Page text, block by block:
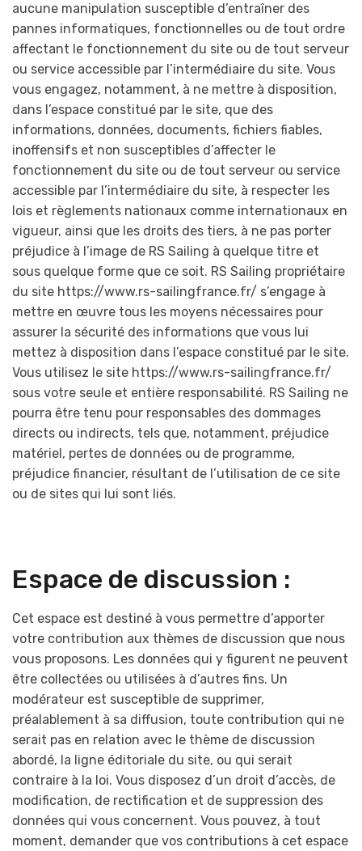
aucune manipulation susceptible d’entraîner des
pannes informatiques, fonctionnelles ou de tout ordre
affectant le fonctionnement du site ou de tout serveur
ou service accessible par l’intermédiaire du site. Vous
vous engagez, notamment, à ne mettre à disposition,
dans l’espace constitué par le site, que des
informations, données, documents, fichiers fiables,
inoffensifs et non susceptibles d’affecter le
fonctionnement du site ou de tout serveur ou service
accessible par l’intermédiaire du site, à respecter les
lois et règlements nationaux comme internationaux en
vigueur, ainsi que les droits des tiers, à ne pas porter
préjudice à l’image de RS Sailing à quelque titre et
sous quelque forme que ce soit. RS Sailing propriétaire
du site https://www.rs-sailingfrance.fr/ s’engage à
mettre en œuvre tous les moyens nécessaires pour
assurer la sécurité des informations que vous lui
mettez à disposition dans l’espace constitué par le site.
Vous utilisez le site https://www.rs-sailingfrance.fr/
sous votre seule et entière responsabilité. RS Sailing ne
pourra être tenu pour responsables des dommages
directs ou indirects, tels que, notamment, préjudice
matériel, pertes de données ou de programme,
préjudice financier, résultant de l’utilisation de ce site
ou de sites qui lui sont liés.
Espace de discussion :
Cet espace est destiné à vous permettre d’apporter
votre contribution aux thèmes de discussion que nous
vous proposons. Les données qui y figurent ne peuvent
être collectées ou utilisées à d’autres fins. Un
modérateur est susceptible de supprimer,
préalablement à sa diffusion, toute contribution qui ne
serait pas en relation avec le thème de discussion
abordé, la ligne éditoriale du site, ou qui serait
contraire à la loi. Vous disposez d’un droit d’accès, de
modification, de rectification et de suppression des
données qui vous concernent. Vous pouvez, à tout
moment, demander que vos contributions à cet espace